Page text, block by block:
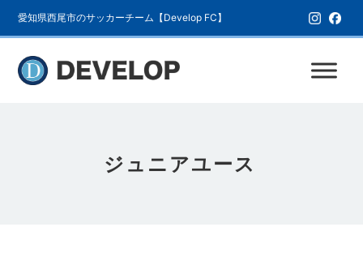
愛知県西尾市のサッカーチーム【Develop FC】
ジュニアユース